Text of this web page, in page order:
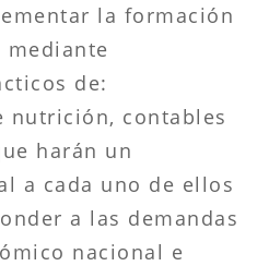
la formación
mediante
de:
nutrición, contables
harán un
a cada uno de ellos
a las demandas
nacional e